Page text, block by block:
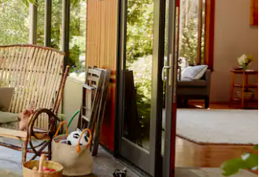
スワイプして検索結果を確認することができます。